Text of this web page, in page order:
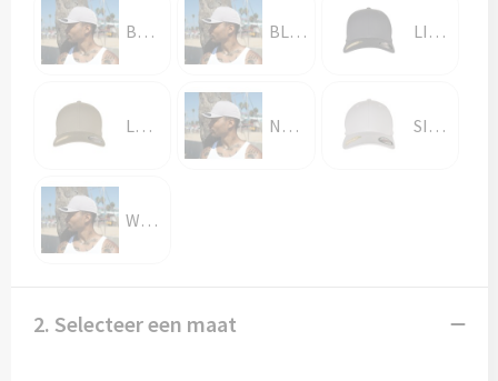
BEIGE BLACK LIGHT CHARCOAL
LODEN NAVY SILVER
WHITE
2. Selecteer een maat